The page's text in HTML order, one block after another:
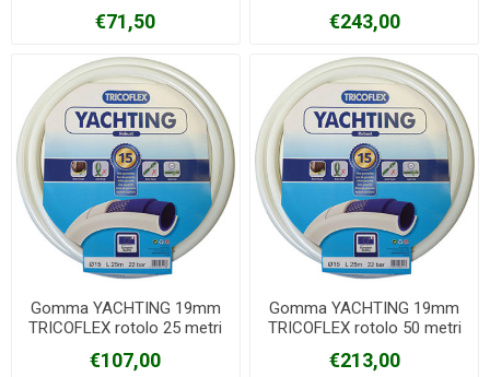
€71,50 €243,00
Gomma YACHTING 19mm
TRICOFLEX rotolo 25 metri
€107,00
Gomma YACHTING 19mm
TRICOFLEX rotolo 50 metri
€213,00